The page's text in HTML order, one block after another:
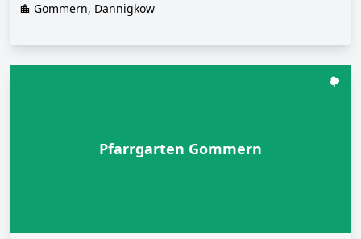
Gommern, Dannigkow
Pfarrgarten Gommern